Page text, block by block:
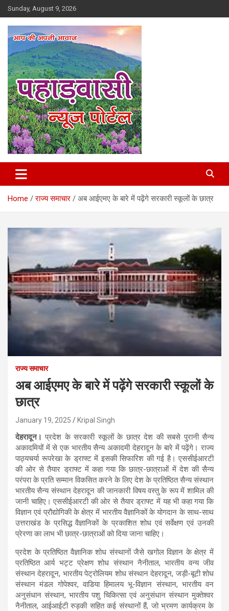
Skip
to
content
Sunday, August 9, 2026
Pahadvasi
Home राज्य समाचार अब आईएमए के बारे में पढ़ेंगे सरकारी स्कूलों के छात्र
राज्य समाचार
अब आईएमए के बारे में पढ़ेंगे सरकारी स्कूलों के
छात्र
January 19, 2025 Kripal Singh
देहरादून। प्रदेश के सरकारी स्कूलों के छात्र देश की सबसे पुरानी सैन्य
अकादमियों में से एक भारतीय सैन्य अकादमी देहरादून के बारे में पढ़ेंगे। राज्य
पाठ्यचर्या रूपरेखा के ड्राफ्ट में इसकी सिफारिश की गई है। एससीईआरटी
की ओर से तैयार ड्राफ्ट में कहा गया कि छात्र-छात्राओं में देश की सैन्य
परंपरा के प्रति सम्मान विकसित करने के लिए देश के प्रतिष्ठित सैन्य संस्थान
भारतीय सैन्य संस्थान देहरादून की जानकारी विषय वस्तु के रूप में शामिल की
जानी चाहिए। एससीईआरटी की ओर से तैयार ड्राफ्ट में यह भी कहा गया कि
विज्ञान एवं प्रौद्योगिकी के क्षेत्र में भारतीय वैज्ञानिकों के योगदान के साथ-साथ
उत्तराखंड के प्रसिद्ध वैज्ञानिकों के प्रकाशित शोध एवं सर्वेक्षण एवं उनकी
प्रेरणा का लाभ भी छात्र-छात्राओं को दिया जाना चाहिए।
प्रदेश के प्रतिष्ठित वैज्ञानिक शोध संस्थानों जैसे खगोल विज्ञान के क्षेत्र में
प्रतिष्ठित आर्य भट्ट प्रेक्षण शोध संस्थान नैनीताल, भारतीय वन्य जीव
संस्थान देहरादून, भारतीय पेट्रोलियम शोध संस्थान देहरादून, जड़ी-बूटी शोध
संस्थान मंडल गोपेश्वर, वाडिया हिमालय भू-विज्ञान संस्थान, भारतीय वन
अनुसंधान संस्थान, भारतीय पशु चिकित्सा एवं अनुसंधान संस्थान मुक्तेश्वर
नैनीताल, आईआईटी रुड़की सहित कई संस्थानों हैं, जो भ्रमण कार्यक्रम के